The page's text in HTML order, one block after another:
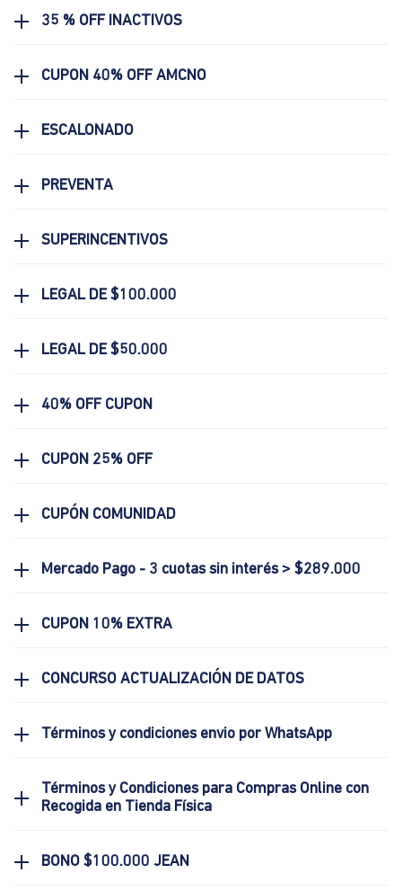
35 % OFF INACTIVOS
CUPON 40% OFF AMCNO
ESCALONADO
PREVENTA
SUPERINCENTIVOS
LEGAL DE $100.000
LEGAL DE $50.000
40% OFF CUPON
CUPON 25% OFF
CUPÓN COMUNIDAD
Mercado Pago - 3 cuotas sin interés > $289.000
CUPON 10% EXTRA
CONCURSO ACTUALIZACIÓN DE DATOS
Términos y condiciones envio por WhatsApp
Términos y Condiciones para Compras Online con
Recogida en Tienda Física
BONO $100.000 JEAN